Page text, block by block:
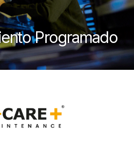
Programado